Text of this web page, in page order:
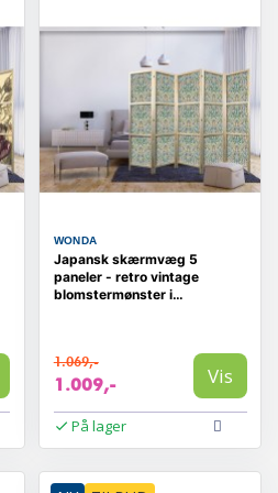
WONDA
Japansk skærmvæg 5
paneler - retro vintage
blomstermønster i
1.069,-
1.009,- Vis
På lager